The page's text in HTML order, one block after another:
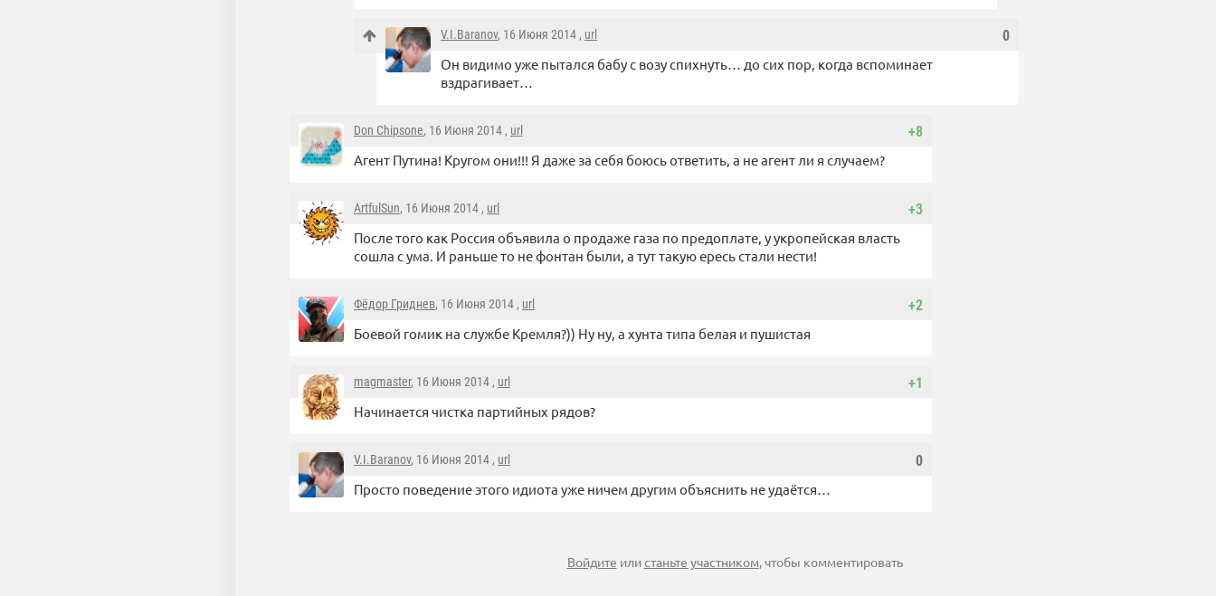
0
V.I.Baranov, 16 Июня 2014 , url
Он видимо уже пытался бабу с возу спихнуть… до сих пор, когда вспоминает
вздрагивает…
+8
Don Chipsone, 16 Июня 2014 , url
Агент Путина! Кругом они!!! Я даже за себя боюсь ответить, а не агент ли я случаем?
+3
ArtfulSun, 16 Июня 2014 , url
После того как Россия объявила о продаже газа по предоплате, у укропейская власть
сошла с ума. И раньше то не фонтан были, а тут такую ересь стали нести!
+2
Фёдор Гриднев, 16 Июня 2014 , url
Боевой гомик на службе Кремля?)) Ну ну, а хунта типа белая и пушистая
+1
magmaster, 16 Июня 2014 , url
Начинается чистка партийных рядов?
0
V.I.Baranov, 16 Июня 2014 , url
Просто поведение этого идиота уже ничем другим объяснить не удаётся…
Войдите илистаньте участником, чтобы комментировать